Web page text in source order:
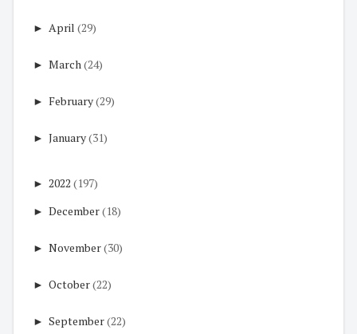
► April (29)
► March(24)
► February(29)
► January(31)
► 2022 (197)
► December(18)
► November(30)
► October(22)
► September(22)